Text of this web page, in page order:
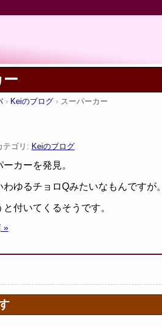
Keiのブログ スーパーカー
テゴリ: Keiのブログ
カーを発見。
ゆるチョロQみたいなもんですが。
付いてくるそうです。
»